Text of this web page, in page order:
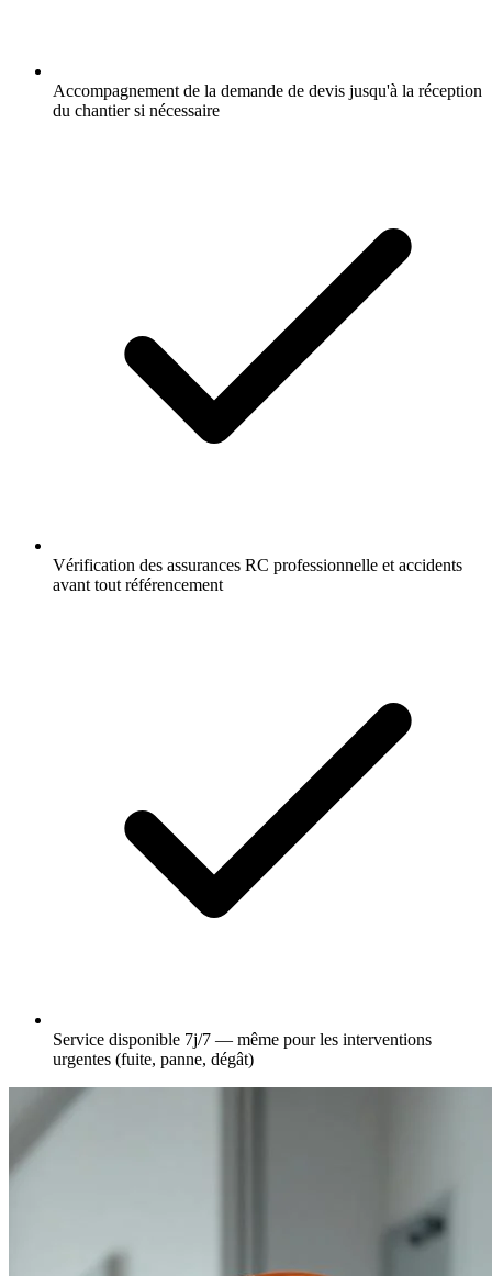
Accompagnement de la demande de devis jusqu'à la réception
du chantier si nécessaire
Vérification des assurances RC professionnelle et accidents
avant tout référencement
Service disponible 7j/7 — même pour les interventions
urgentes (fuite, panne, dégât)